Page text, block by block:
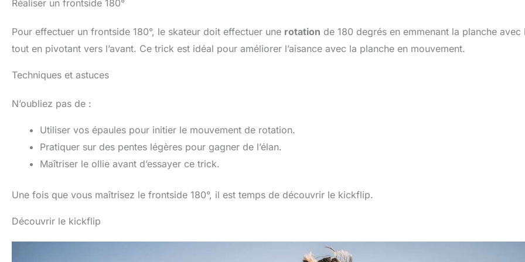
Réaliser un frontside 180°
Pour effectuer un frontside 180°, le skateur doit effectuer une rotation de 180 degrés en emmenant la planche avec
tout en pivotant vers l’avant. Ce trick est idéal pour améliorer l’aisance avec la planche en mouvement.
Techniques et astuces
N’oubliez pas de :
Utiliser vos épaules pour initier le mouvement de rotation.
Pratiquer sur des pentes légères pour gagner de l’élan.
Maîtriser le ollie avant d’essayer ce trick.
Une fois que vous maîtrisez le frontside 180°, il est temps de découvrir le kickflip.
Découvrir le kickflip